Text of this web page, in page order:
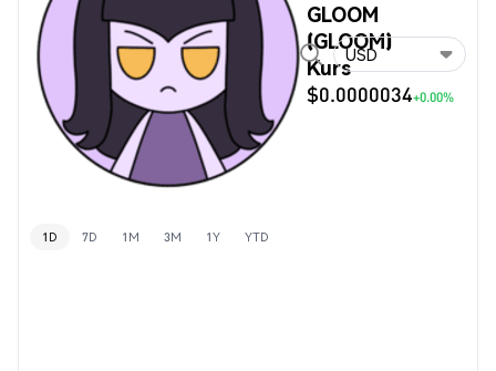
GLOOM
(GLOOM)
Kurs
$0.0000034+0.00%
USD
1D 7D 1M 3M 1Y YTD